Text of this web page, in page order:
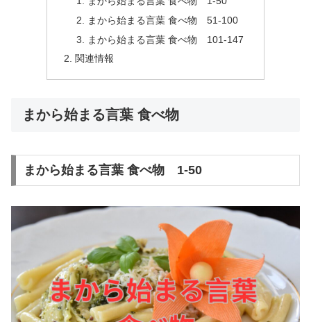
まから始まる言葉 食べ物 51-100
まから始まる言葉 食べ物 101-147
関連情報
まから始まる言葉 食べ物
まから始まる言葉 食べ物 1-50